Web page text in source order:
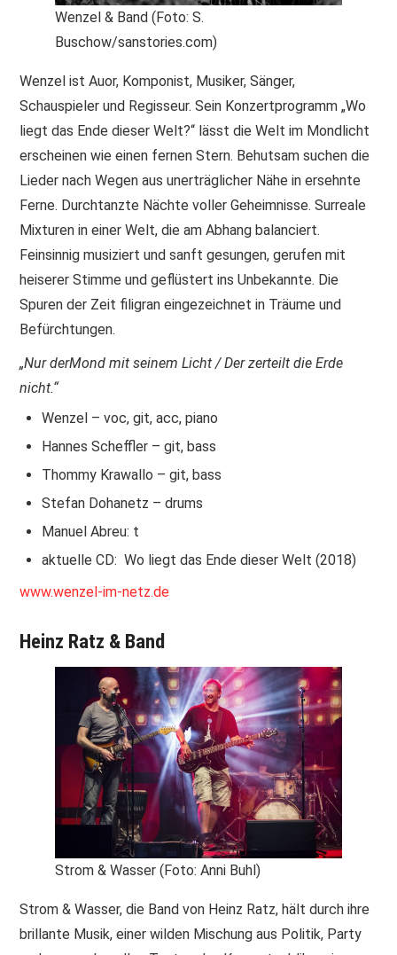
Wenzel & Band (Foto: S.
Buschow/sanstories.com)
Wenzel ist Auor, Komponist, Musiker, Sänger,
Schauspieler und Regisseur. Sein Konzertprogramm „Wo
liegt das Ende dieser Welt?“ lässt die Welt im Mondlicht
erscheinen wie einen fernen Stern. Behutsam suchen die
Lieder nach Wegen aus unerträglicher Nähe in ersehnte
Ferne. Durchtanzte Nächte voller Geheimnisse. Surreale
Mixturen in einer Welt, die am Abhang balanciert.
Feinsinnig musiziert und sanft gesungen, gerufen mit
heiserer Stimme und geflüstert ins Unbekannte. Die
Spuren der Zeit filigran eingezeichnet in Träume und
Befürchtungen.
„Nur derMond mit seinem Licht / Der zerteilt die Erde
nicht.“
Wenzel – voc, git, acc, piano
Hannes Scheffler – git, bass
Thommy Krawallo – git, bass
Stefan Dohanetz – drums
Manuel Abreu: t
aktuelle CD: Wo liegt das Ende dieser Welt (2018)
www.wenzel-im-netz.de
Heinz Ratz & Band
Strom & Wasser (Foto: Anni Buhl)
Strom & Wasser, die Band von Heinz Ratz, hält durch ihre
brillante Musik, einer wilden Mischung aus Politik, Party